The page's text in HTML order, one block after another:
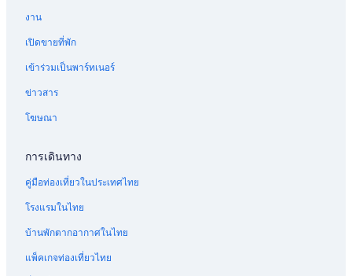
งาน
เปิดขายที่พัก
เข้าร่วมเป็นพาร์ทเนอร์
ข่าวสาร
โฆษณา
การเดินทาง
คู่มือท่องเที่ยวในประเทศไทย
โรงแรมในไทย
บ้านพักตากอากาศในไทย
แพ็คเกจท่องเที่ยวไทย